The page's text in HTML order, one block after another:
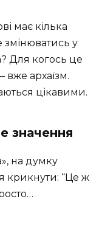
має кілька
у
Для когось це
вже архаїзм.
цікавими.
значення
на думку
крикнути: “Це ж